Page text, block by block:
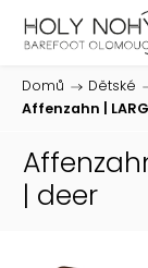
Domů / Dětské /
Affenzahn |
| deer